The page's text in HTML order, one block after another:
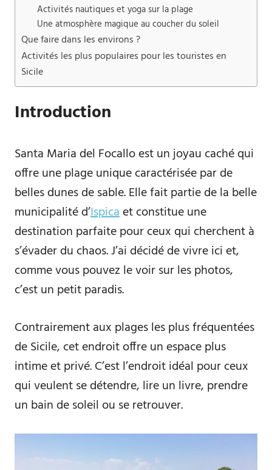
Activités nautiques et yoga sur la plage
Une atmosphère magique au coucher du soleil
Que faire dans les environs ?
Activités les plus populaires pour les touristes en
Sicile
Introduction
Santa Maria del Focallo est un joyau caché qui
offre une plage unique caractérisée par de
belles dunes de sable. Elle fait partie de la belle
municipalité d’Ispicaet constitue une
destination parfaite pour ceux qui cherchent à
s’évader du chaos. J’ai décidé de vivre ici et,
comme vous pouvez le voir sur les photos,
c’est un petit paradis.
Contrairement aux plages les plus fréquentées
de Sicile, cet endroit offre un espace plus
intime et privé. C’est l’endroit idéal pour ceux
qui veulent se détendre, lire un livre, prendre
un bain de soleil ou se retrouver.